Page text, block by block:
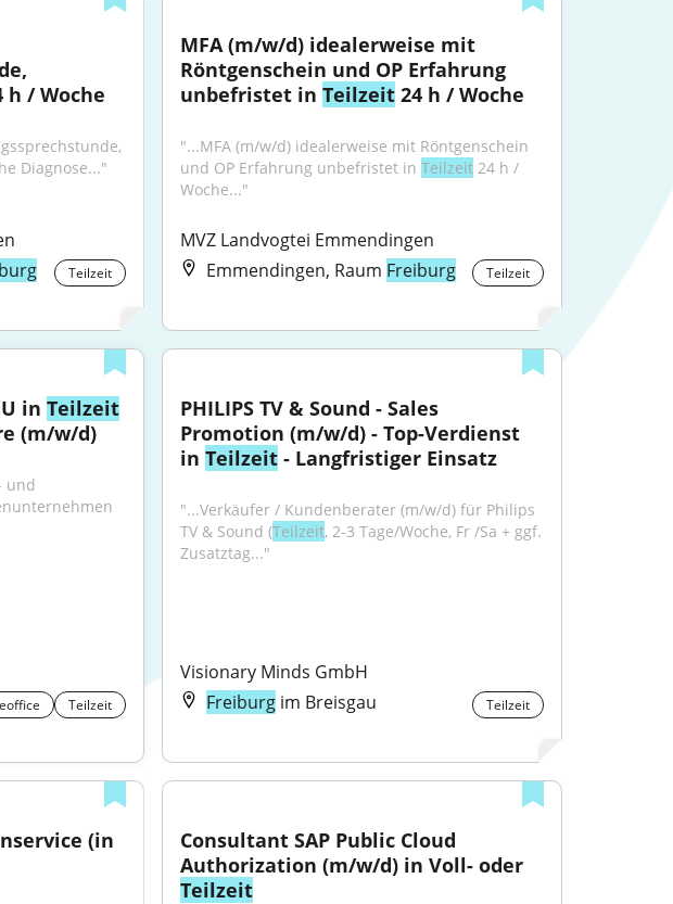
h / Woche
Diagnose..."
Teilzeit
MFA (m/w/d) idealerweise mit
Röntgenschein und OP Erfahrung
unbefristet in Teilzeit 24 h / Woche
"...MFA (m/w/d) idealerweise mit Röntgenschein
und OP Erfahrung unbefristet in Teilzeit 24 h /
Woche..."
MVZ Landvogtei Emmendingen
Emmendingen, Raum Freiburg Teilzeit
in Teilzeit
(m/w/d)
und
Teilzeit
PHILIPS TV & Sound - Sales
Promotion (m/w/d) - Top-Verdienst
in Teilzeit - Langfristiger Einsatz
"...Verkäufer / Kundenberater (m/w/d) für Philips
TV & Sound (Teilzeit, 2-3 Tage/Woche, Fr /Sa + ggf.
Zusatztag..."
Visionary Minds GmbH
Freiburgim Breisgau Teilzeit
(in
Consultant SAP Public Cloud
Authorization (m/w/d) in Voll- oder
Teilzeit